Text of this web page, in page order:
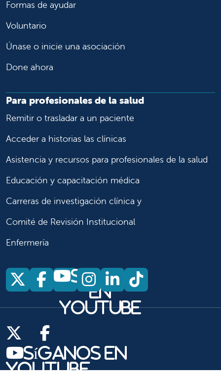
Formas de ayudar
Voluntario
Únase o inicie una asociación
Done ahora
Para profesionales de la salud
Remitir o trasladar a un paciente
Acceder a historias las clínicas
Asistencia y recursos para profesionales de la salud
Educación y capacitación médica
Carreras de investigación clínica y
Comité de Revisión Institucional
Enfermería
Síganos en X
Síganos en Facebook
Síganos
en
YouTube
Síganos en
Síganos en
Síganos
Síganos en X
Síganos en Facebook
Síganos en
YouTube